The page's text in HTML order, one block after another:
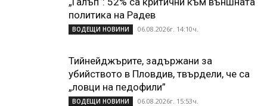
политика на Радев
ВОДЕЩИ НОВИНИ 06.08.2026г. 14:10ч.
Тийнейджърите, задържани за
убийството в Пловдив, твърдели, че са
„ловци на педофили”
ВОДЕЩИ НОВИНИ 06.08.2026г. 15:53ч.